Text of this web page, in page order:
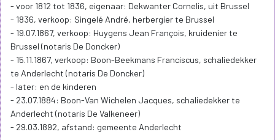
- voor 1812 tot 1836, eigenaar: Dekwanter Cornelis, uit Brussel
- 1836, verkoop: Singelé André, herbergier te Brussel
- 19.07.1867, verkoop: Huygens Jean François, kruidenier te
Brussel (notaris De Doncker)
- 15.11.1867, verkoop: Boon-Beekmans Franciscus, schaliedekker
te Anderlecht (notaris De Doncker)
- later: en de kinderen
- 23.07.1884: Boon-Van Wichelen Jacques, schaliedekker te
Anderlecht (notaris De Valkeneer)
- 29.03.1892, afstand: gemeente Anderlecht